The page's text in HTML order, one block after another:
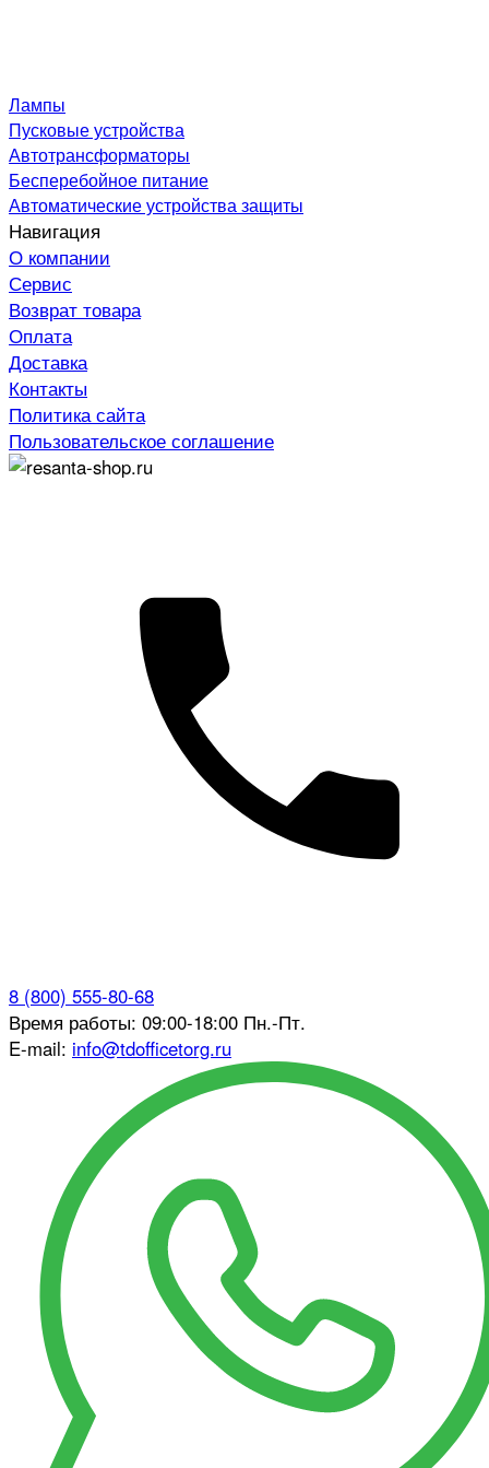
Лампы
Пусковые устройства
Автотрансформаторы
Бесперебойное питание
Автоматические устройства защиты
Навигация
О компании
Сервис
Возврат товара
Оплата
Доставка
Контакты
Политика сайта
Пользовательское соглашение
8 (800) 555-80-68
Время работы: 09:00-18:00 Пн.-Пт.
E-mail: info@tdofficetorg.ru